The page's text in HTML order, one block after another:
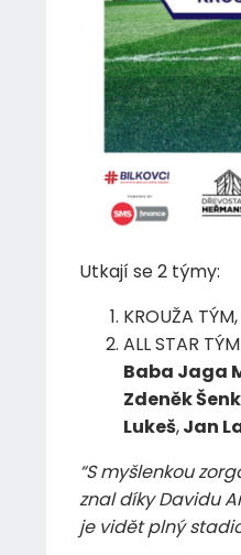
Utkají se 2 týmy:
KROUŽA
ALL STAR
Baba Jaga
Zdeněk
Lukeš,Jan
“S myšlenkou
znal díky Davidu
je vidět plný